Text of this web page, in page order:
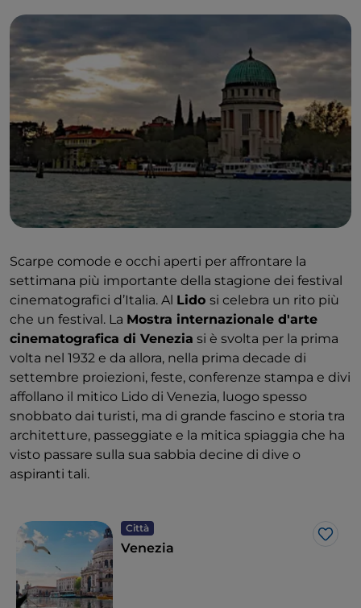
Scarpe comode e occhi aperti per affrontare la
settimana più importante della stagione dei festival
cinematografici d’Italia. Al Lido si celebra un rito più
che un festival. La Mostra internazionale d'arte
cinematografica di Venezia si è svolta per la prima
volta nel 1932 e da allora, nella prima decade di
settembre proiezioni, feste, conferenze stampa e divi
affollano il mitico Lido di Venezia, luogo spesso
snobbato dai turisti, ma di grande fascino e storia tra
architetture, passeggiate e la mitica spiaggia che ha
visto passare sulla sua sabbia decine di dive o
aspiranti tali.
Città
Like
Venezia